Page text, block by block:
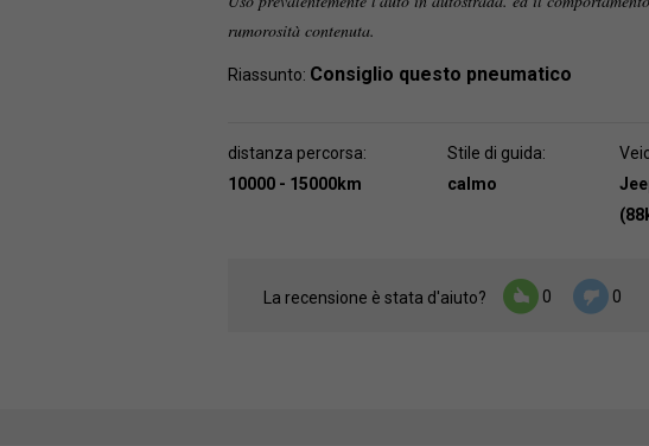
rumorosità contenuta.
Riassunto: Consiglio questo pneumatico
distanza percorsa:
10000 - 15000km
Stile di guida:
calmo
La recensione è stata d'aiuto? 0 0